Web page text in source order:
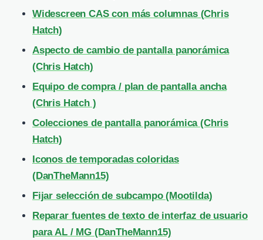
Widescreen CAS con más columnas (Chris
Hatch)
Aspecto de cambio de pantalla panorámica
(Chris Hatch)
Equipo de compra / plan de pantalla ancha
(Chris Hatch )
Colecciones de pantalla panorámica (Chris
Hatch)
Iconos de temporadas coloridas
(DanTheMann15)
Fijar selección de subcampo (Mootilda)
Reparar fuentes de texto de interfaz de usuario
para AL / MG (DanTheMann15)